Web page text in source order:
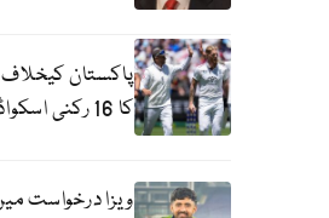
پاکستان کیخلاف
کا 16 رکنی اسکواڈ سامنے آ گیا
ویزا درخواست